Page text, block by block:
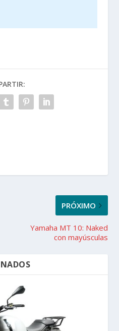
PRÓXIMO
Yamaha MT 10: Naked
con mayúsculas